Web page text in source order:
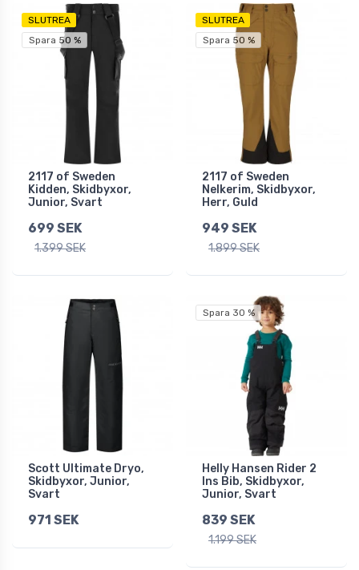
SLUTREA
Spara 50 %
2117 of Sweden
Kidden, Skidbyxor,
Junior, Svart
699 SEK
1.399 SEK
SLUTREA
Spara 50 %
2117 of Sweden
Nelkerim, Skidbyxor,
Herr, Guld
949 SEK
1.899 SEK
Scott Ultimate Dryo,
Skidbyxor, Junior,
Svart
971 SEK
Spara 30 %
Helly Hansen Rider 2
Ins Bib, Skidbyxor,
Junior, Svart
839 SEK
1.199 SEK